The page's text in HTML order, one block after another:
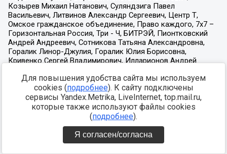
Для повышения удобства сайта мы используем
cookies (подробнее). К сайту подключены
сервисы Yandex.Metrika, LiveInternet, top.mail.ru,
которые также используют файлы cookies
(подробнее).
Я согласен/согласна